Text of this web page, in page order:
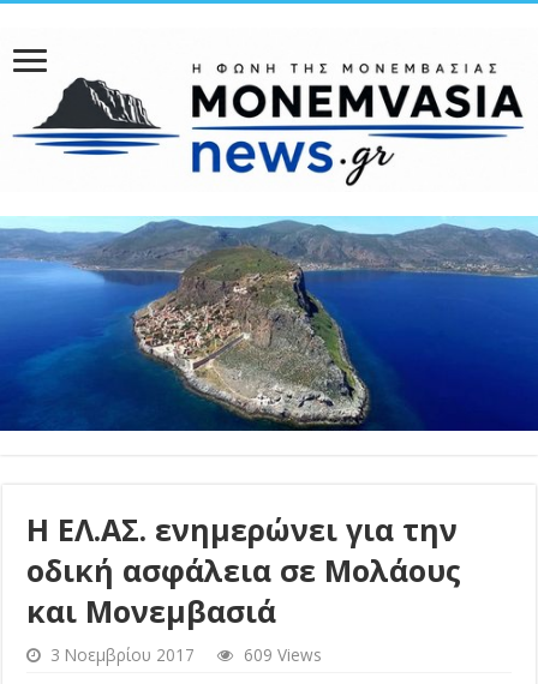
Η ΕΛ.ΑΣ. ενημερώνει για την
οδική ασφάλεια σε Μολάους
και Μονεμβασιά
3 Νοεμβρίου 2017 609 Views